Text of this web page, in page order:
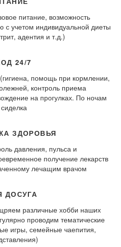
питание, возможность
с учетом индивидуальной диеты
адентия и т.д.)
24/7
помощь при кормлении,
контроль приема
на прогулках. По ночам
ЗДОРОВЬЯ
давления, пульса и
получение лекарств
лечащим врачом
ДОСУГА
различные хобби наших
проводим тематические
игры, семейные чаепития,